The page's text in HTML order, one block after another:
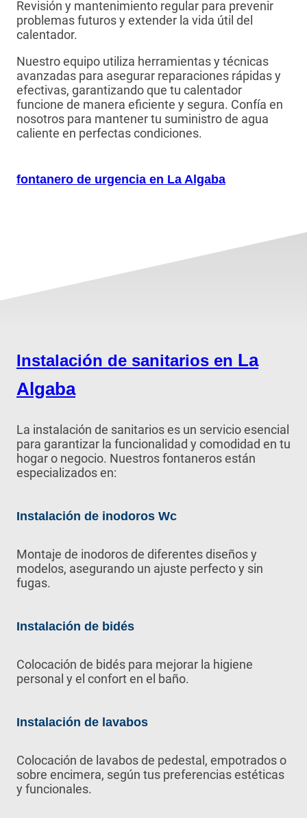
Revisión y mantenimiento regular para prevenir
problemas futuros y extender la vida útil del
calentador.
Nuestro equipo utiliza herramientas y técnicas
avanzadas para asegurar reparaciones rápidas y
efectivas, garantizando que tu calentador
funcione de manera eficiente y segura. Confía en
nosotros para mantener tu suministro de agua
caliente en perfectas condiciones.
fontanero de urgencia en La Algaba
Instalación de sanitarios en La
Algaba
La instalación de sanitarios es un servicio esencial
para garantizar la funcionalidad y comodidad en tu
hogar o negocio. Nuestros fontaneros están
especializados en:
Instalación de inodoros Wc
Montaje de inodoros de diferentes diseños y
modelos, asegurando un ajuste perfecto y sin
fugas.
Instalación de bidés
Colocación de bidés para mejorar la higiene
personal y el confort en el baño.
Instalación de lavabos
Colocación de lavabos de pedestal, empotrados o
sobre encimera, según tus preferencias estéticas
y funcionales.